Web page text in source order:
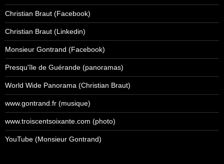
Christian Braut (Facebook)
Christian Braut (Linkedin)
Monsieur Gontrand (Facebook)
Presqu'île de Guérande (panoramas)
World Wide Panorama (Christian Braut)
www.gontrand.fr (musique)
www.troiscentsoixante.com (photo)
YouTube (Monsieur Gontrand)